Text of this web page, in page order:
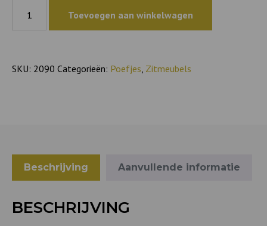
Titos
Toevoegen aan winkelwagen
SKU: 2090 Categorieën: Poefjes, Zitmeubels
Beschrijving Aanvullende informatie
BESCHRIJVING